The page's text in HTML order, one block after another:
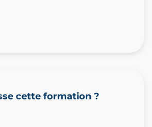
cette formation ?